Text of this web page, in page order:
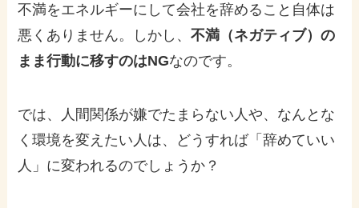
不満をエネルギーにして会社を辞めること自体は
悪くありません。しかし、不満（ネガティブ）の
まま行動に移すのはNGなのです。
では、人間関係が嫌でたまらない人や、なんとな
く環境を変えたい人は、どうすれば「辞めていい
人」に変われるのでしょうか？